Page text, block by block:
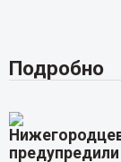
Подробно